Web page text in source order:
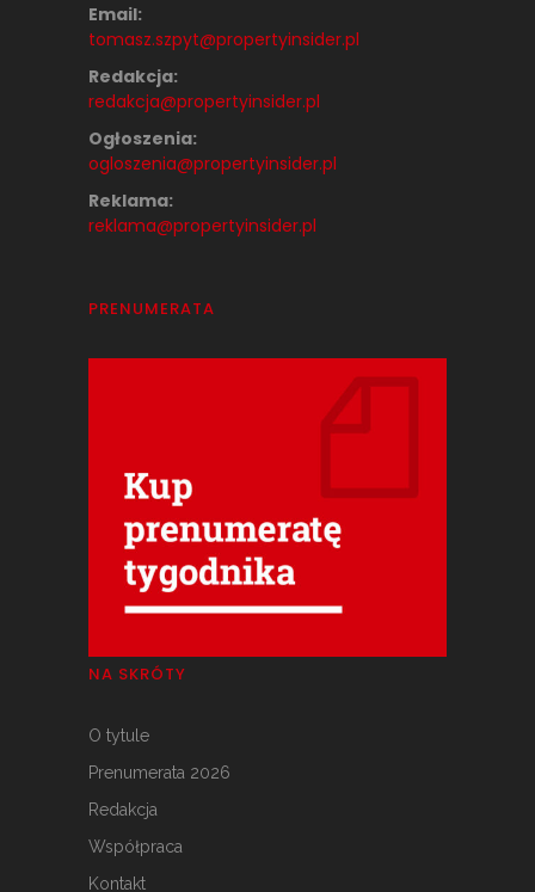
Email:
tomasz.szpyt@propertyinsider.pl
Redakcja:
redakcja@propertyinsider.pl
Ogłoszenia:
ogloszenia@propertyinsider.pl
Reklama:
reklama@propertyinsider.pl
PRENUMERATA
NA SKRÓTY
O tytule
Prenumerata 2026
Redakcja
Współpraca
Kontakt